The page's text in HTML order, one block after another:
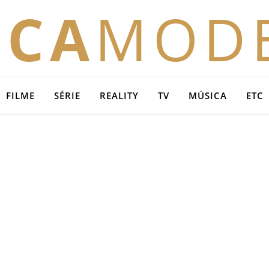
FILME SÉRIE REALITY TV MÚSICA ETC